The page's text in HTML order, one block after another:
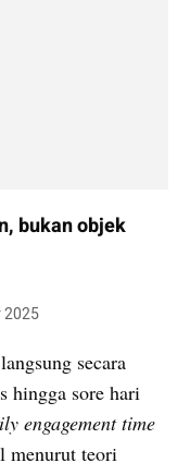
bukan objek
2025
secara
hingga sore hari
engagement time
menurut teori